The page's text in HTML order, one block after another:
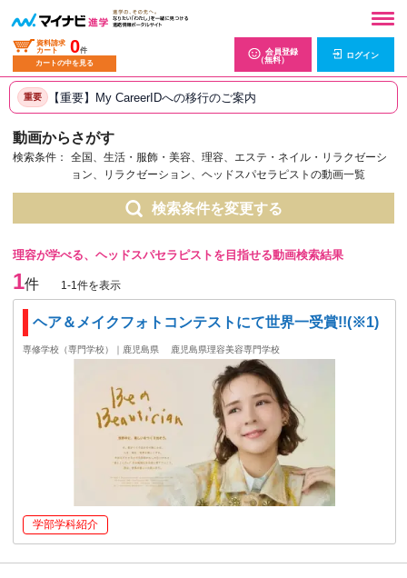
資料請求
カート
0件
カートの中を見る
会員登録
（無料）
ログイン
重要 【重要】My CareerIDへの移行のご案内
動画からさがす
検索条件：
全国、生活・服飾・美容、理容、エステ・ネイル・リラクゼーシ
ョン、リラクゼーション、ヘッドスパセラピストの動画一覧
検索条件を変更する
理容が学べる、ヘッドスパセラピストを目指せる動画検索結果
1件 1-1件を表示
ヘア＆メイクフォトコンテストにて世界一受賞!!(※1)
専修学校（専門学校）｜鹿児島県 鹿児島県理容美容専門学校
学部学科紹介